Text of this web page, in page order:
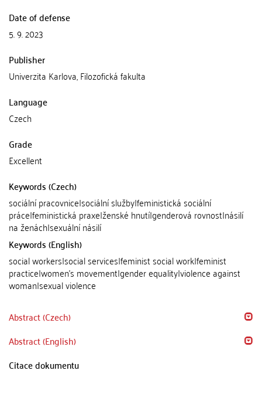
Date of defense
5. 9. 2023
Publisher
Univerzita Karlova, Filozofická fakulta
Language
Czech
Grade
Excellent
Keywords (Czech)
sociální pracovnice|sociální služby|feministická sociální
práce|feministická praxe|ženské hnutí|genderová rovnost|násilí
na ženách|sexuální násilí
Keywords (English)
social workers|social services|feminist social work|feminist
practice|women's movement|gender equality|violence against
woman|sexual violence
Abstract (Czech)
Abstract (English)
Citace dokumentu